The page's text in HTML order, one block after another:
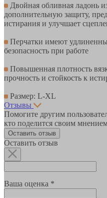
Двойная обливная ладонь
дополнительную защиту,
истирания и улучшает
Перчатки имеют
безопасность при работе
Повышенная плотность
прочность и стойкость к
Размер: L-XL
Отзывы
Помогите другим
кто поделится своим
Оставить отзыв
Оставить отзыв
Ваша оценка *